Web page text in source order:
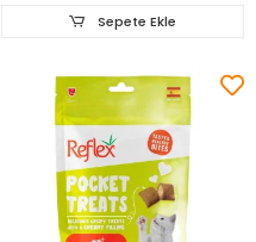
Sepete Ekle